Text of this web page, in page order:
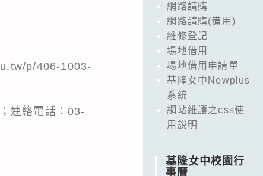
p/406-1003-
連絡電話：03-
網路請購
網路請購(備用)
維修登記
場地借用
場地借用申請單
基隆女中Newplus
系統
網站維護之css使
用說明
基隆女中校園行
事曆